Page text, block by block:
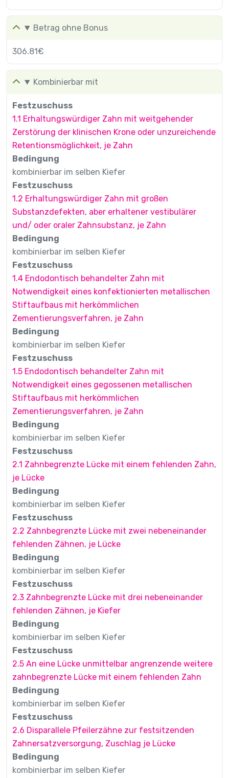
Betrag ohne Bonus
306.81€
Kombinierbar mit
Festzuschuss
1.1 Erhaltungswürdiger Zahn mit weitgehender
Zerstörung der klinischen Krone oder unzureichende
Retentionsmöglichkeit, je Zahn
Bedingung
kombinierbar im selben Kiefer
Festzuschuss
1.2 Erhaltungswürdiger Zahn mit großen
Substanzdefekten, aber erhaltener vestibulärer
und/ oder oraler Zahnsubstanz, je Zahn
Bedingung
kombinierbar im selben Kiefer
Festzuschuss
1.4 Endodontisch behandelter Zahn mit
Notwendigkeit eines konfektionierten metallischen
Stiftaufbaus mit herkömmlichen
Zementierungsverfahren, je Zahn
Bedingung
kombinierbar im selben Kiefer
Festzuschuss
1.5 Endodontisch behandelter Zahn mit
Notwendigkeit eines gegossenen metallischen
Stiftaufbaus mit herkömmlichen
Zementierungsverfahren, je Zahn
Bedingung
kombinierbar im selben Kiefer
Festzuschuss
2.1 Zahnbegrenzte Lücke mit einem fehlenden Zahn,
je Lücke
Bedingung
kombinierbar im selben Kiefer
Festzuschuss
2.2 Zahnbegrenzte Lücke mit zwei nebeneinander
fehlenden Zähnen, je Lücke
Bedingung
kombinierbar im selben Kiefer
Festzuschuss
2.3 Zahnbegrenzte Lücke mit drei nebeneinander
fehlenden Zähnen, je Kiefer
Bedingung
kombinierbar im selben Kiefer
Festzuschuss
2.5 An eine Lücke unmittelbar angrenzende weitere
zahnbegrenzte Lücke mit einem fehlenden Zahn
Bedingung
kombinierbar im selben Kiefer
Festzuschuss
2.6 Disparallele Pfeilerzähne zur festsitzenden
Zahnersatzversorgung, Zuschlag je Lücke
Bedingung
kombinierbar im selben Kiefer